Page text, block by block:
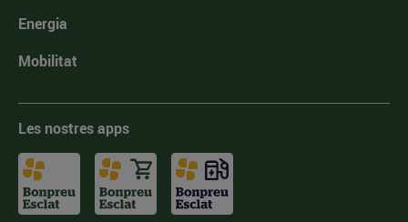
Energia
Mobilitat
Les nostres apps